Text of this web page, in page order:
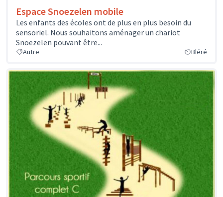
Espace Snoezelen mobile
Les enfants des écoles ont de plus en plus besoin du
sensoriel. Nous souhaitons aménager un chariot
Snoezelen pouvant être...
Autre Bléré